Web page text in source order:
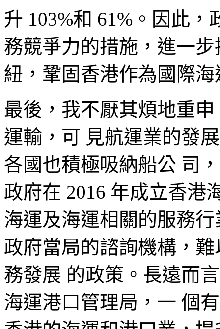
升 103%和 61%。因此
務競爭力的措施，進一
紐，鞏固香港作為國際
最後，我不厭其煩地重
運輸，可 見航運業的發
各國也積極吸納船公 司
政府在 2016 年成立香港
海運及海運相關的服務
政府當局的諮詢機構，
務發展 的政策。長遠而
海運港口管理局，一 個